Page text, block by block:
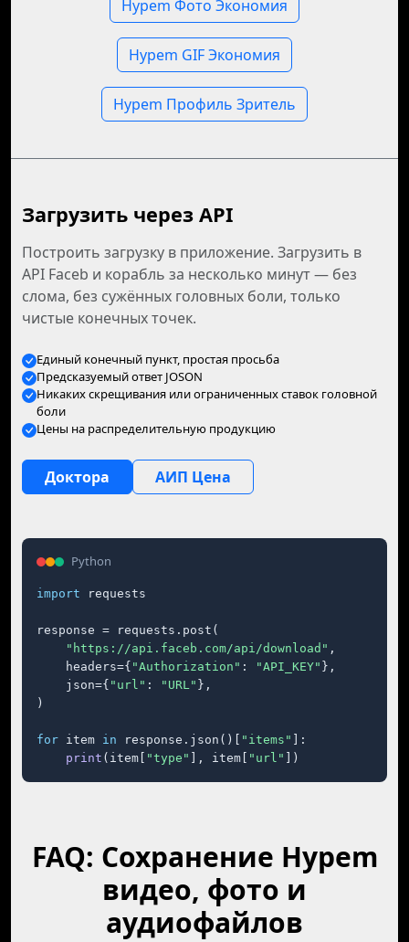
Hypem Фото Экономия
Hypem GIF Экономия
Hypem Профиль Зритель
Загрузить через API
Построить загрузку в приложение. Загрузить в
API Faceb и корабль за несколько минут — без
слома, без сужённых головных боли, только
чистые конечных точек.
Единый конечный пункт, простая просьба
Предсказуемый ответ JOSON
Никаких скрещивания или ограниченных ставок головной
боли
Цены на распределительную продукцию
Доктора АИП Цена
Python
import requests
response = requests.post(
"https://api.faceb.com/api/download" ,
    headers={
"Authorization" : "API_KEY" },
    json={
"url" : "URL" },
)
for item in response.json()[ "items"
]:
print (item[ "type" ], item[ "url" ])
FAQ: Сохранение Hypem
видео, фото и
аудиофайлов